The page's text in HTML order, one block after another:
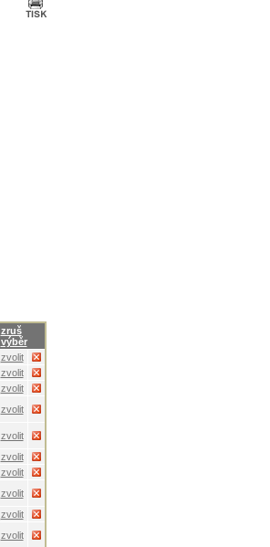
zruš
výběr
zvolit
zvolit
zvolit
zvolit
zvolit
zvolit
zvolit
zvolit
zvolit
zvolit